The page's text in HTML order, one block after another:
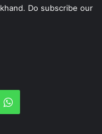
Do subscribe our
WhatsApp